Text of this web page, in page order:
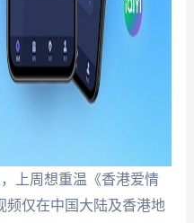
上周想重温《香港爱情
频仅在中国大陆及香港地